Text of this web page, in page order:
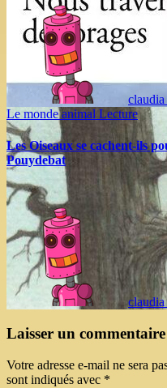
claudia
Le monde animal Lecture
Les Oiseaux se cachent-ils
Pouydebat
claudia
Laisser un commentaire
Votre adresse e-mail ne sera
sont indiqués avec *